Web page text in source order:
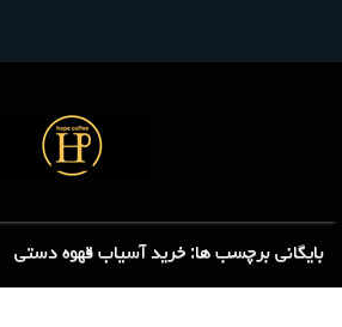
بایگانی برچسب ها: خرید آسیاب قهوه دستی